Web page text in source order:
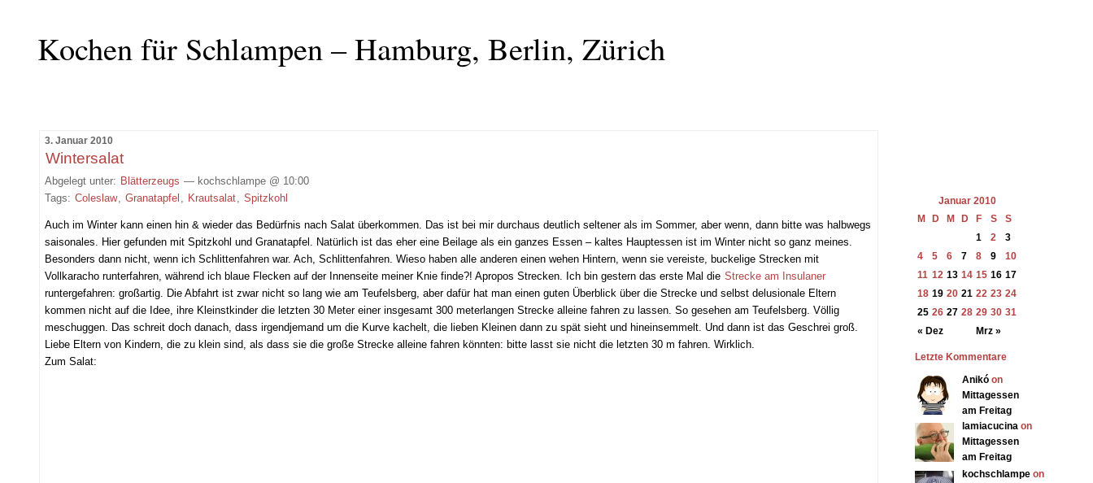
Kochen für Schlampen – Hamburg, Berlin, Zürich
3. Januar 2010
Wintersalat
Abgelegt unter: Blätterzeugs — kochschlampe @ 10:00
Tags: Coleslaw Granatapfel Krautsalat Spitzkohl
Auch im Winter kann einen hin & wieder das Bedürfnis nach Salat überkommen. Das ist bei mir durchaus deutlich seltener als im Sommer, aber wenn, dann bitte was halbwegs
saisonales. Hier gefunden mit Spitzkohl und Granatapfel. Natürlich ist das eher eine Beilage als ein ganzes Essen – kaltes Hauptessen ist im Winter nicht so ganz meines.
Besonders dann nicht, wenn ich Schlittenfahren war. Ach, Schlittenfahren. Wieso haben alle anderen einen wehen Hintern, wenn sie vereiste, buckelige Strecken mit
Vollkaracho runterfahren, während ich blaue Flecken auf der Innenseite meiner Knie finde?! Apropos Strecken. Ich bin gestern das erste Mal die Strecke am Insulaner
runtergefahren: großartig. Die Abfahrt ist zwar nicht so lang wie am Teufelsberg, aber dafür hat man einen guten Überblick über die Strecke und selbst delusionale Eltern
kommen nicht auf die Idee, ihre Kleinstkinder die letzten 30 Meter einer insgesamt 300 meterlangen Strecke alleine fahren zu lassen. So gesehen am Teufelsberg. Völlig
meschuggen. Das schreit doch danach, dass irgendjemand um die Kurve kachelt, die lieben Kleinen dann zu spät sieht und hineinsemmelt. Und dann ist das Geschrei groß.
Liebe Eltern von Kindern, die zu klein sind, als dass sie die große Strecke alleine fahren könnten: bitte lasst sie nicht die letzten 30 m fahren. Wirklich.
Zum Salat:
Januar 2010
M
D M D F S S
« Dez Mrz »
1 2
3
4
5 6 7 8 9
10
11 12 13 14 15 16 17
18 19 20 21 22 23 24
25 26 27 28 29 30 31
Letzte Kommentare
Anikó on
Mittagessen
am Freitag
lamiacucina on
Mittagessen
am Freitag
kochschlampe on